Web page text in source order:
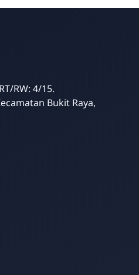
RW: 4/15.
Bukit Raya,